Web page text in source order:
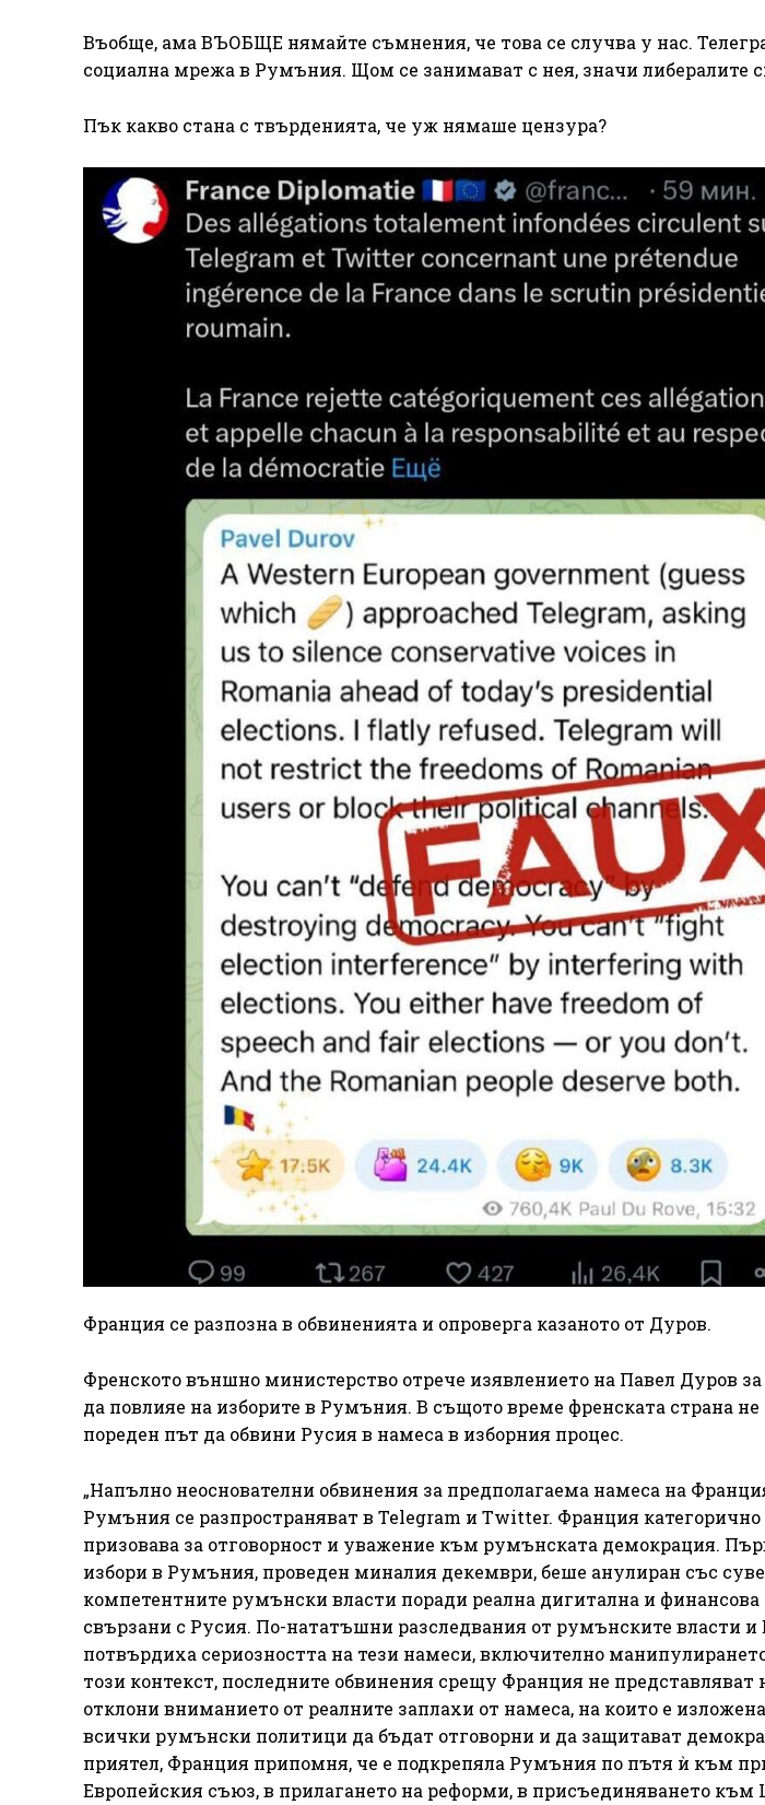
Въобще, ама ВЪОБЩЕ нямайте съмнения, че това се случва у нас.
социална мрежа в Румъния. Щом се занимават с нея, значи либералите
Пък какво стана с твърденията, че уж нямаше цензура?
Франция се разпозна в обвиненията и опроверга казаното от Дуров.
Френското външно министерство отрече изявлението на Павел Дуров за
да повлияе на изборите в Румъния. В същото време френската страна
пореден път да обвини Русия в намеса в изборния процес.
„Напълно неоснователни обвинения за предполагаема намеса на
Румъния се разпространяват в Telegram и Twitter. Франция
призовава за отговорност и уважение към румънската демокрация.
избори в Румъния, проведен миналия декември, беше анулиран със
компетентните румънски власти поради реална дигитална и финансова
свързани с Русия. По-нататъшни разследвания от румънските власти и
потвърдиха сериозността на тези намеси, включително
този контекст, последните обвинения срещу Франция не представляват
отклони вниманието от реалните заплахи от намеса, на които е
всички румънски политици да бъдат отговорни и да защитават
приятел, Франция припомня, че е подкрепяла Румъния по пътя ѝ към
Европейския съюз, в прилагането на реформи, в присъединяването към